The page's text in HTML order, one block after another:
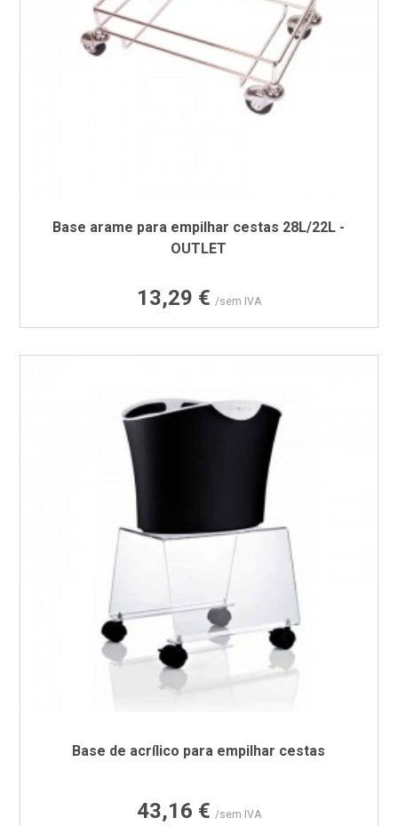
Base arame para empilhar cestas 28L/22L -
OUTLET
Preço
13,29 € /sem IVA
Base de acrílico para empilhar cestas
Preço
43,16 € /sem IVA